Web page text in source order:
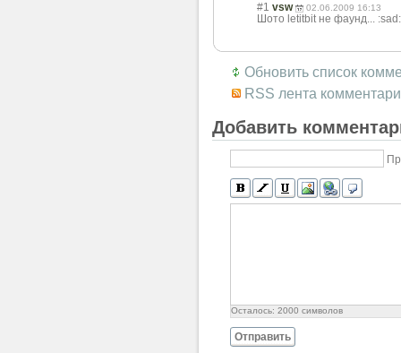
#1 vsw 02.06.2009 16:13
Шото letitbit не фаунд... :sad:
Обновить список
RSS лента
Добавить
Осталось: 2000 символов
Отправить